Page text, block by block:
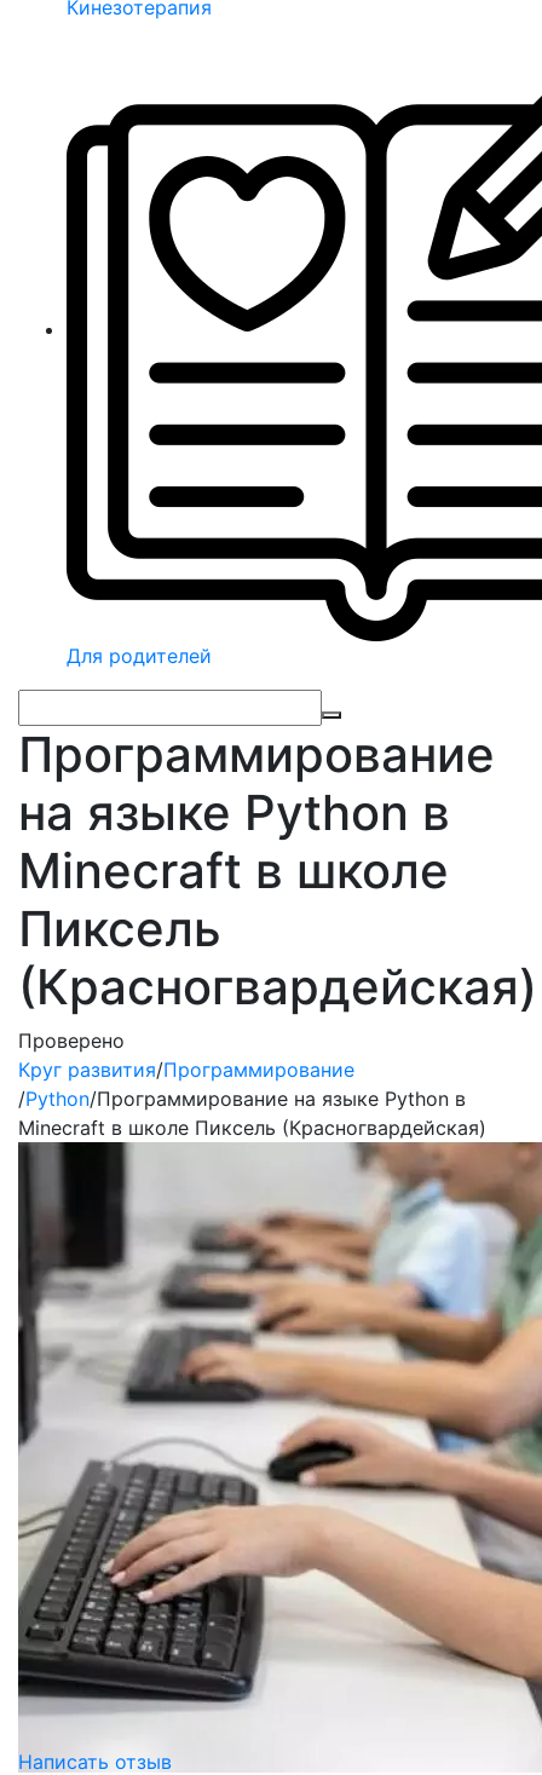
Кинезотерапия
Для родителей
Программирование
на языке Python в
Minecraft в школе
Пиксель
(Красногвардейская)
Проверено
Круг развития/Программирование
/Python/Программирование на языке Python в
Minecraft в школе Пиксель (Красногвардейская)
Написать отзыв